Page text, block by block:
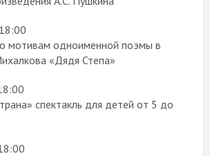
мотивам одноименной поэмы в
«Дядя Степа»
спектакль для детей от 5 до